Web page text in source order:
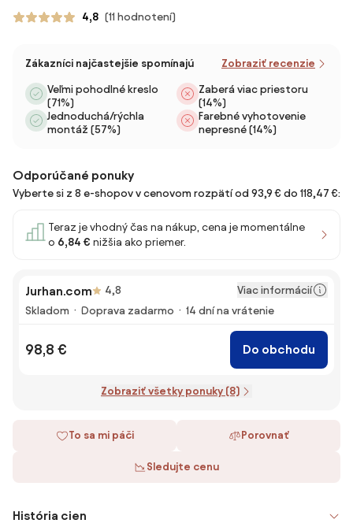
4,8 (11 hodnotení)
Zákazníci najčastejšie spomínajú Zobraziť recenzie
Veľmi pohodlné kreslo
(71%)
Jednoduchá/rýchla
montáž (57%)
Zaberá viac priestoru
(14%)
Farebné vyhotovenie
nepresné (14%)
Odporúčané ponuky
Vyberte si z 8 e-shopov v cenovom rozpätí od 93,9 € do 118,47 €:
Teraz je vhodný čas na nákup, cena je momentálne
o 6,84 € nižšia ako priemer.
Jurhan.com 4,8
Viac informácií
Skladom
Doprava zadarmo 14 dní na vrátenie
98,8 € Do obchodu
Zobraziť všetky ponuky (8)
To sa mi páči Porovnať
Sledujte cenu
História cien